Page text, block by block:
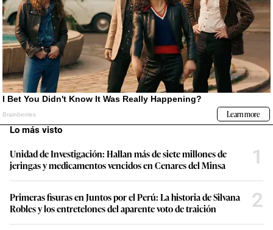
Lo más visto
Unidad de Investigación: Hallan más de siete millones de
jeringas y medicamentos vencidos en Cenares del Minsa
1
Primeras fisuras en Juntos por el Perú: La historia de Silvana
Robles y los entretelones del aparente voto de traición
2